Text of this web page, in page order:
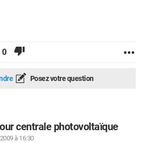
0
Posez votre question
centrale photovoltaïque
à 16:30